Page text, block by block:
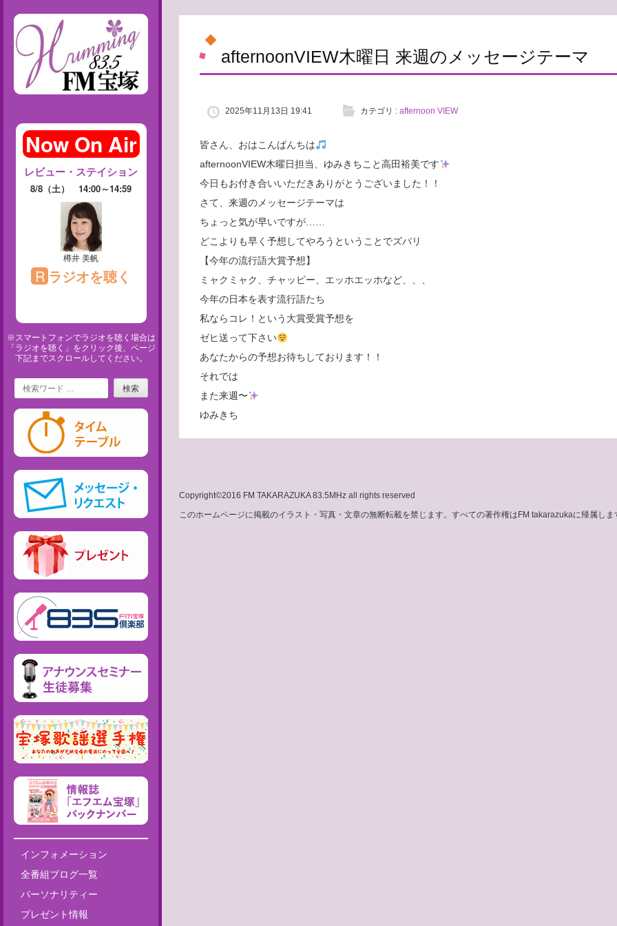
※スマートフォンでラジオを聴く場合は
「ラジオを聴く」をクリック後、ページ
下記までスクロールしてください。
Search
インフォメーション
全番組ブログ一覧
パーソナリティー
プレゼント情報
afternoonVIEW木曜日 来週のメッセージテーマ
2025年11月13日 19:41 カテゴリ : afternoon VIEW
皆さん、おはこんばんちは
afternoonVIEW木曜日担当、ゆみきちこと高田裕美です
今日もお付き合いいただきありがとうございました！！
さて、来週のメッセージテーマは
ちょっと気が早いですが……
どこよりも早く予想してやろうということでズバリ
【今年の流行語大賞予想】
ミャクミャク、チャッピー、エッホエッホなど、、、
今年の日本を表す流行語たち
私ならコレ！という大賞受賞予想を
ゼヒ送って下さい
あなたからの予想お待ちしております！！
それでは
また来週〜
ゆみきち
Copyright©2016 FM TAKARAZUKA 83.5MHz all rights reserved
このホームページに掲載のイラスト・写真・文章の無断転載を禁じます。すべての著作権はFM takarazukaに帰属しま